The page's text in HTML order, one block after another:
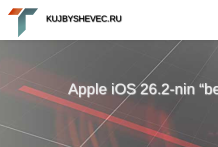
Apple iOS 26.2-nin
KUJBYSHEVEC.RU